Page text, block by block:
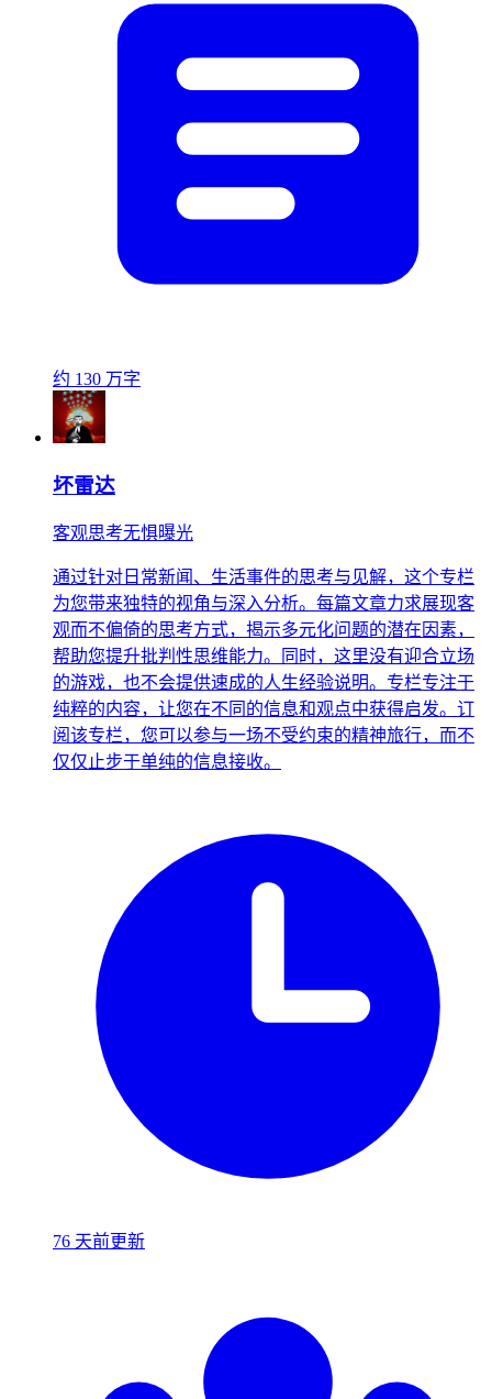
约 130 万字
坏雷达
客观思考无惧曝光
通过针对日常新闻、生活事件的思考与见解，这个专栏
为您带来独特的视角与深入分析。每篇文章力求展现客
观而不偏倚的思考方式，揭示多元化问题的潜在因素，
帮助您提升批判性思维能力。同时，这里没有迎合立场
的游戏，也不会提供速成的人生经验说明。专栏专注于
纯粹的内容，让您在不同的信息和观点中获得启发。订
阅该专栏，您可以参与一场不受约束的精神旅行，而不
仅仅止步于单纯的信息接收。
76 天前更新